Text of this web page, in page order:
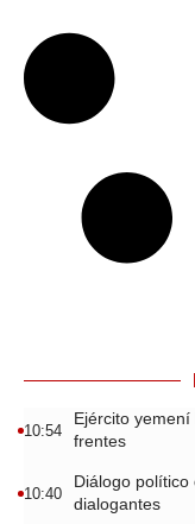
10:54
Ejército
frentes
10:40
Diálogo
dialogantes